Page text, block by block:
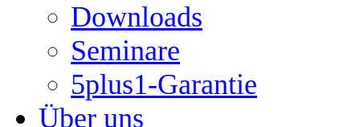
Downloads
Seminare
5plus1-Garantie
Über uns